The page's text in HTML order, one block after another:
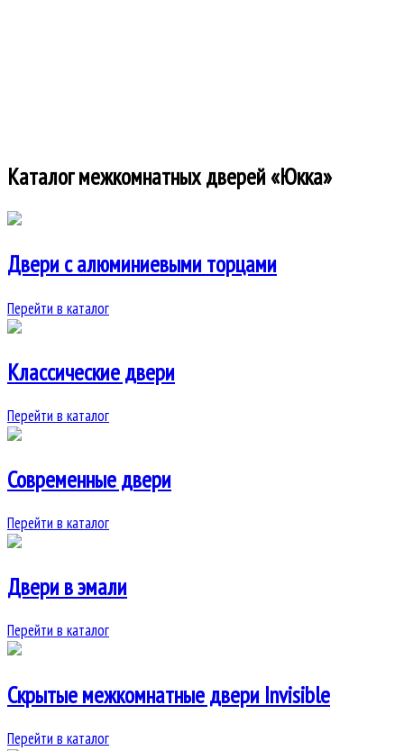
Каталог межкомнатных дверей «Юкка»
Двери c алюминиевыми торцами
Перейти в каталог
Классические двери
Перейти в каталог
Современные двери
Перейти в каталог
Двери в эмали
Перейти в каталог
Скрытые межкомнатные двери Invisible
Перейти в каталог